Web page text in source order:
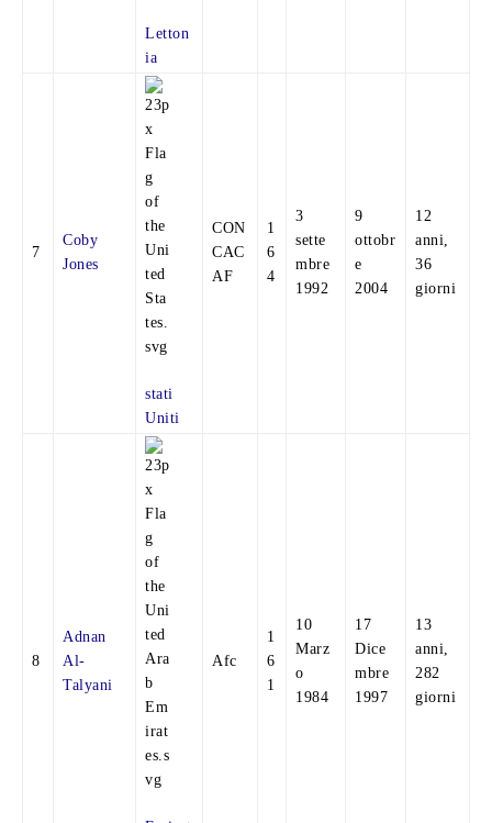
Letton
ia
7
Coby
Jones
stati
Uniti
CON
CAC
AF
1
6
4
3
sette
mbre
1992
9
ottobr
e
2004
12
anni,
36
giorni
8
Adnan
Al-
Talyani
Afc
1
6
1
10
Marz
o
1984
17
Dice
mbre
1997
13
anni,
282
giorni